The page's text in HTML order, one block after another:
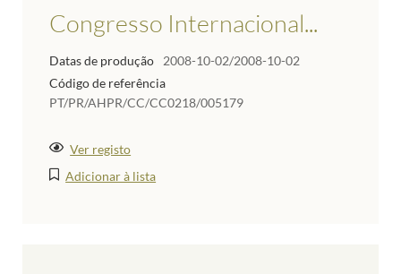
Congresso Internacional...
Datas de produção
2008-10-02/2008-10-02
Código de referência
PT/PR/AHPR/CC/CC0218/005179
Ver registo
Adicionar à lista